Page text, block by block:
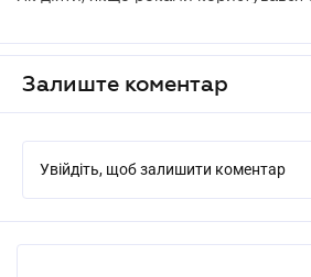
Залиште коментар
Увійдіть, щоб залишити коментар